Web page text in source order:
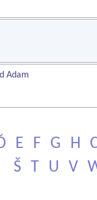
Adam
E F G H
Š
T U V